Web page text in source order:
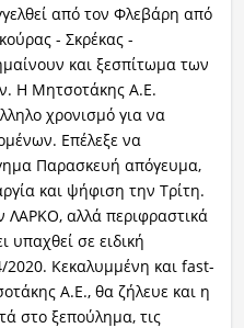
από τον Φλεβάρη από
- Σκρέκας -
και ξεσπίτωμα των
Η Μητσοτάκης Α.Ε.
χρονισμό για να
Επέλεξε να
Παρασκευή απόγευμα,
και ψήφιση την Τρίτη.
ΛΑΡΚΟ, αλλά περιφραστικά
υπαχθεί σε ειδική
2020. Κεκαλυμμένη και fast-
Α.Ε., θα ζήλευε και η
στο ξεπούλημα, τις